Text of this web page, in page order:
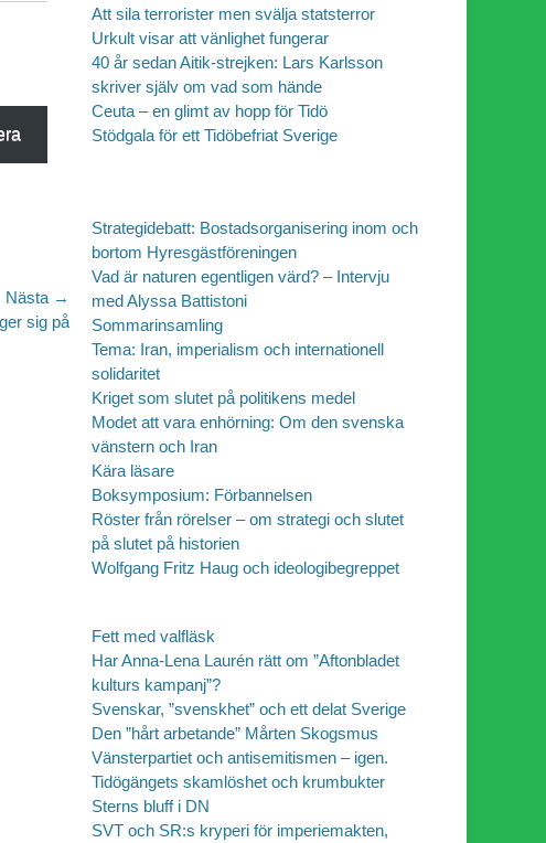
Nästa →
sig på
Att sila terrorister men svälja statsterror
Urkult visar att vänlighet fungerar
40 år sedan Aitik-strejken: Lars Karlsson
skriver själv om vad som hände
Ceuta – en glimt av hopp för Tidö
Stödgala för ett Tidöbefriat Sverige
Strategidebatt: Bostadsorganisering inom och
bortom Hyresgästföreningen
Vad är naturen egentligen värd? – Intervju
med Alyssa Battistoni
Sommarinsamling
Tema: Iran, imperialism och internationell
solidaritet
Kriget som slutet på politikens medel
Modet att vara enhörning: Om den svenska
vänstern och Iran
Kära läsare
Boksymposium: Förbannelsen
Röster från rörelser – om strategi och slutet
på slutet på historien
Wolfgang Fritz Haug och ideologibegreppet
Fett med valfläsk
Har Anna-Lena Laurén rätt om ”Aftonbladet
kulturs kampanj”?
Svenskar, ”svenskhet” och ett delat Sverige
Den ”hårt arbetande” Mårten Skogsmus
Vänsterpartiet och antisemitismen – igen.
Tidögängets skamlöshet och krumbukter
Sterns bluff i DN
SVT och SR:s kryperi för imperiemakten,